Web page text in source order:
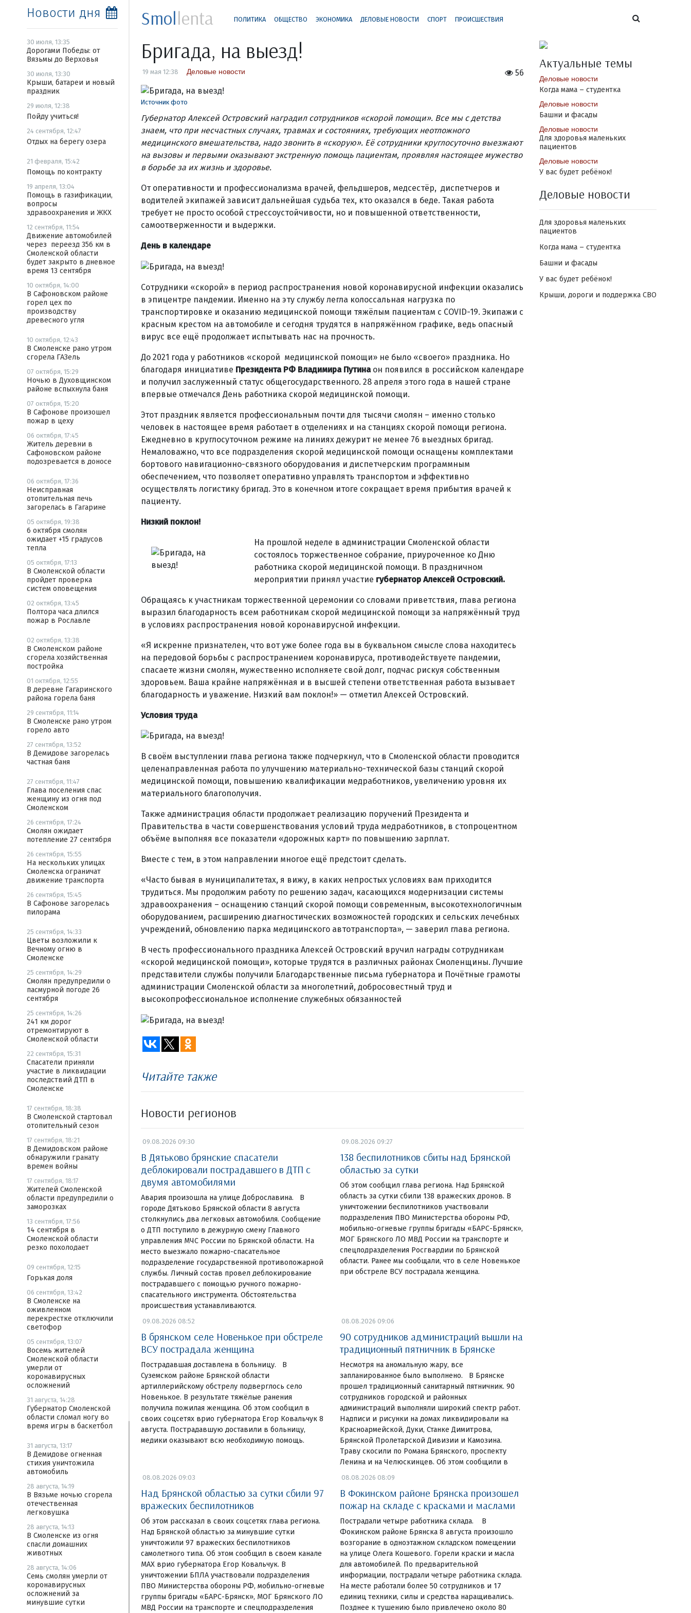
Новости дня
30 июля, 13:35
Дорогами Победы: от
Вязьмы до Верховья
30 июля, 13:30
Крыши, батареи и новый
праздник
29 июля, 12:38
Пойду учиться!
24 сентября, 12:47
Отдых на берегу озера
21 февраля, 15:42
Помощь по контракту
19 апреля, 13:04
Помощь в газификации,
вопросы
здравоохранения и ЖКХ
12 сентября, 11:54
Движение автомобилей
через переезд 356 км в
Смоленской области
будет закрыто в дневное
время 13 сентября
10 октября, 14:00
В Сафоновском районе
горел цех по
производству
древесного угля
10 октября, 12:43
В Смоленске рано утром
сгорела ГАЗель
07 октября, 15:29
Ночью в Духовщинском
районе вспыхнула баня
07 октября, 15:20
В Сафонове произошел
пожар в цеху
06 октября, 17:45
Житель деревни в
Сафоновском районе
подозревается в доносе
06 октября, 17:36
Неисправная
отопительная печь
загорелась в Гагарине
05 октября, 19:38
6 октября смолян
ожидает +15 градусов
тепла
05 октября, 17:13
В Смоленской области
пройдет проверка
систем оповещения
02 октября, 13:45
Полтора часа длился
пожар в Рославле
02 октября, 13:38
В Смоленском районе
сгорела хозяйственная
постройка
01 октября, 12:55
В деревне Гагаринского
района горела баня
29 сентября, 11:14
В Смоленске рано утром
горело авто
27 сентября, 13:52
В Демидове загорелась
частная баня
27 сентября, 11:47
Глава поселения спас
женщину из огня под
Смоленском
26 сентября, 17:24
Смолян ожидает
потепление 27 сентября
26 сентября, 15:55
На нескольких улицах
Смоленска ограничат
движение транспорта
26 сентября, 15:45
В Сафонове загорелась
пилорама
25 сентября, 14:33
Цветы возложили к
Вечному огню в
Смоленске
25 сентября, 14:29
Смолян предупредили о
пасмурной погоде 26
сентября
25 сентября, 14:26
241 км дорог
отремонтируют в
Смоленской области
22 сентября, 15:31
Спасатели приняли
участие в ликвидации
последствий ДТП в
Смоленске
17 сентября, 18:38
В Смоленской стартовал
отопительный сезон
17 сентября, 18:21
В Демидовском районе
обнаружили гранату
времен войны
17 сентября, 18:17
Жителей Смоленской
области предупредили о
заморозках
13 сентября, 17:56
14 сентября в
Смоленской области
резко похолодает
09 сентября, 12:15
Горькая доля
06 сентября, 13:42
В Смоленске на
оживленном
перекрестке отключили
светофор
05 сентября, 13:07
Восемь жителей
Смоленской области
умерли от
коронавирусных
осложнений
31 августа, 14:28
Губернатор Смоленской
области сломал ногу во
время игры в баскетбол
31 августа, 13:17
В Демидове огненная
стихия уничтожила
автомобиль
28 августа, 14:19
В Вязьме ночью сгорела
отечественная
легковушка
28 августа, 14:13
В Смоленске из огня
спасли домашних
животных
28 августа, 14:06
Семь смолян умерли от
коронавирусных
осложнений за
минувшие сутки
Smollenta ПОЛИТИКА ОБЩЕСТВО ЭКОНОМИКА ДЕЛОВЫЕ НОВОСТИ СПОРТ ПРОИСШЕСТВИЯ
Бригада, на выезд!
56
19 мая 12:38 Деловые новости
Источник фото
Губернатор Алексей Островский наградил сотрудников «скорой помощи». Все мы с детства
знаем, что при несчастных случаях, травмах и состояниях, требующих неотложного
медицинского вмешательства, надо звонить в «скорую». Её сотрудники круглосуточно выезжают
на вызовы и первыми оказывают экстренную помощь пациентам, проявляя настоящее мужество
в борьбе за их жизнь и здоровье.
От оперативности и профессионализма врачей, фельдшеров, медсестёр, диспетчеров и
водителей экипажей зависит дальнейшая судьба тех, кто оказался в беде. Такая работа
требует не просто особой стрессоустойчивости, но и повышенной ответственности,
самоотверженности и выдержки.
День в календаре
Сотрудники «скорой» в период распространения новой коронавирусной инфекции оказались
в эпицентре пандемии. Именно на эту службу легла колоссальная нагрузка по
транспортировке и оказанию медицинской помощи тяжёлым пациентам с COVID-19. Экипажи с
красным крестом на автомобиле и сегодня трудятся в напряжённом графике, ведь опасный
вирус все ещё продолжает испытывать нас на прочность.
До 2021 года у работников «скорой медицинской помощи» не было «своего» праздника. Но
благодаря инициативе Президента РФ Владимира Путина он появился в российском календаре
и получил заслуженный статус общегосударственного. 28 апреля этого года в нашей стране
впервые отмечался День работника скорой медицинской помощи.
Этот праздник является профессиональным почти для тысячи смолян – именно столько
человек в настоящее время работает в отделениях и на станциях скорой помощи региона.
Ежедневно в круглосуточном режиме на линиях дежурит не менее 76 выездных бригад.
Немаловажно, что все подразделения скорой медицинской помощи оснащены комплектами
бортового навигационно-связного оборудования и диспетчерским программным
обеспечением, что позволяет оперативно управлять транспортом и эффективно
осуществлять логистику бригад. Это в конечном итоге сокращает время прибытия врачей к
пациенту.
Низкий поклон!
На прошлой неделе в администрации Смоленской области
состоялось торжественное собрание, приуроченное ко Дню
работника скорой медицинской помощи. В праздничном
мероприятии принял участие губернатор Алексей Островский.
Обращаясь к участникам торжественной церемонии со словами приветствия, глава региона
выразил благодарность всем работникам скорой медицинской помощи за напряжённый труд
в условиях распространения новой коронавирусной инфекции.
«Я искренне признателен, что вот уже более года вы в буквальном смысле слова находитесь
на передовой борьбы с распространением коронавируса, противодействуете пандемии,
спасаете жизни смолян, мужественно исполняете свой долг, подчас рискуя собственным
здоровьем. Ваша крайне напряжённая и в высшей степени ответственная работа вызывает
благодарность и уважение. Низкий вам поклон!» — отметил Алексей Островский.
Условия труда
В своём выступлении глава региона также подчеркнул, что в Смоленской области проводится
целенаправленная работа по улучшению материально-технической базы станций скорой
медицинской помощи, повышению квалификации медработников, увеличению уровня их
материального благополучия.
Также администрация области продолжает реализацию поручений Президента и
Правительства в части совершенствования условий труда медработников, в стопроцентном
объёме выполняя все показатели «дорожных карт» по повышению зарплат.
Вместе с тем, в этом направлении многое ещё предстоит сделать.
«Часто бывая в муниципалитетах, я вижу, в каких непростых условиях вам приходится
трудиться. Мы продолжим работу по решению задач, касающихся модернизации системы
здравоохранения – оснащению станций скорой помощи современным, высокотехнологичным
оборудованием, расширению диагностических возможностей городских и сельских лечебных
учреждений, обновлению парка медицинского автотранспорта», — заверил глава региона.
В честь профессионального праздника Алексей Островский вручил награды сотрудникам
«скорой медицинской помощи», которые трудятся в различных районах Смоленщины. Лучшие
представители службы получили Благодарственные письма губернатора и Почётные грамоты
администрации Смоленской области за многолетний, добросовестный труд и
высокопрофессиональное исполнение служебных обязанностей
Читайте также
Новости регионов
09.08.2026 09:30
В Дятьково брянские спасатели
деблокировали пострадавшего в ДТП с
двумя автомобилями
Авария произошла на улице Доброславина. В
городе Дятьково Брянской области 8 августа
столкнулись два легковых автомобиля. Сообщение
о ДТП поступило в дежурную смену Главного
управления МЧС России по Брянской области. На
место выезжало пожарно-спасательное
подразделение государственной противопожарной
службы. Личный состав провел деблокирование
пострадавшего с помощью ручного пожарно-
спасательного инструмента. Обстоятельства
происшествия устанавливаются.
09.08.2026 09:27
138 беспилотников сбиты над Брянской
областью за сутки
Об этом сообщил глава региона. Над Брянской
область за сутки сбили 138 вражеских дронов. В
уничтожении беспилотников участвовали
подразделения ПВО Министерства обороны РФ,
мобильно-огневые группы бригады «БАРС-Брянск»,
МОГ Брянского ЛО МВД России на транспорте и
спецподразделения Росгвардии по Брянской
области. Ранее мы сообщали, что в селе Новенькое
при обстреле ВСУ пострадала женщина.
09.08.2026 08:52
В брянском селе Новенькое при обстреле
ВСУ пострадала женщина
Пострадавшая доставлена в больницу. В
Суземском районе Брянской области
артиллерийскому обстрелу подверглось село
Новенькое. В результате тяжёлые ранения
получила пожилая женщина. Об этом сообщил в
своих соцсетях врио губернатора Егор Ковальчук 8
августа. Пострадавшую доставили в больницу,
медики оказывают всю необходимую помощь.
08.08.2026 09:06
90 сотрудников администраций вышли на
традиционный пятничник в Брянске
Несмотря на аномальную жару, все
запланированное было выполнено. В Брянске
прошел традиционный санитарный пятничник. 90
сотрудников городской и районных
администраций выполняли широкий спектр работ.
Надписи и рисунки на домах ликвидировали на
Красноармейской, Дуки, Станке Димитрова,
Брянской Пролетарской Дивизии и Камозина.
Траву скосили по Романа Брянского, проспекту
Ленина и на Челюскинцев. Об этом сообщили в
08.08.2026 09:03
Над Брянской областью за сутки сбили 97
вражеских беспилотников
Об этом рассказал в своих соцсетях глава региона.
Над Брянской областью за минувшие сутки
уничтожили 97 вражеских беспилотников
самолетного типа. Об этом сообщил в своем канале
МАХ врио губернатора Егор Ковальчук. В
уничтожении БПЛА участвовали подразделения
ПВО Министерства обороны РФ, мобильно-огневые
группы бригады «БАРС-Брянск», МОГ Брянского ЛО
МВД России на транспорте и спецподразделения
08.08.2026 08:09
В Фокинском районе Брянска произошел
пожар на складе с красками и маслами
Пострадали четыре работника склада. В
Фокинском районе Брянска 8 августа произошло
возгорание в одноэтажном складском помещении
на улице Олега Кошевого. Горели краски и масла
для автомобилей. По предварительной
информации, пострадали четыре работника склада.
На месте работали более 50 сотрудников и 17
единиц техники, силы и средства наращивались.
Позднее к тушению было привлечено около 80
Актуальные темы
Деловые новости
Когда мама – студентка
Деловые новости
Башни и фасады
Деловые новости
Для здоровья маленьких
пациентов
Деловые новости
У вас будет ребёнок!
Деловые новости
Для здоровья маленьких
пациентов
Когда мама – студентка
Башни и фасады
У вас будет ребёнок!
Крыши, дороги и поддержка СВО